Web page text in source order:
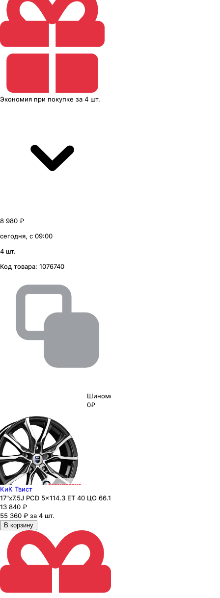
Экономия при покупке за 4 шт.
8 980 ₽
сегодня, с 09:00
4 шт.
Код товара: 1076740
Шиномонтаж
0₽
КиК Твист
17"x7.5J PCD 5x114.3 ЕТ 40 ЦО 66.1
13 840 ₽
55 360 ₽ за 4 шт.
В корзину